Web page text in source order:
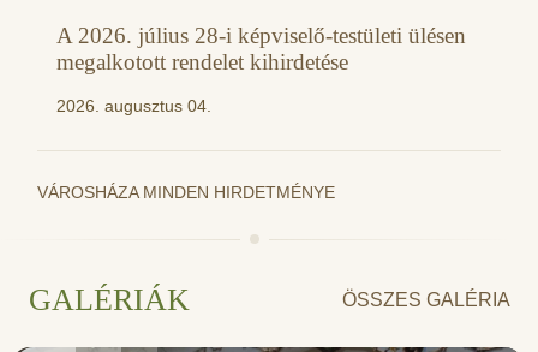
A 2026. július 28-i képviselő-testületi ülésen
megalkotott rendelet kihirdetése
2026. augusztus 04.
VÁROSHÁZA MINDEN HIRDETMÉNYE
GALÉRIÁK ÖSSZES GALÉRIA